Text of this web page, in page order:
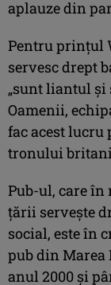
aplauze din
Pentru prinţul
servesc drept
„sunt liantul
Oamenii,
fac acest lucru
tronului
Pub-ul, care în
ţării serveşte
social, este în
pub din Marea
anul 2000 şi